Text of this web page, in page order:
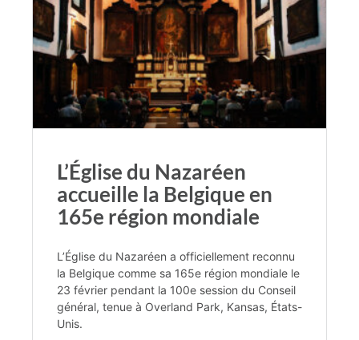
L’Église du Nazaréen
accueille la Belgique en
165e région mondiale
L’Église du Nazaréen a officiellement reconnu
la Belgique comme sa 165e région mondiale le
23 février pendant la 100e session du Conseil
général, tenue à Overland Park, Kansas, États-
Unis.